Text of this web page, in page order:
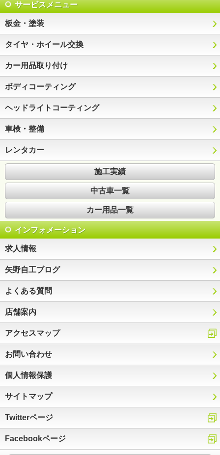
サービスメニュー
板金・塗装
タイヤ・ホイール交換
カー用品取り付け
ボディコーティング
ヘッドライトコーティング
車検・整備
レンタカー
施工実績
中古車一覧
カー用品一覧
インフォメーション
求人情報
矢野自工ブログ
よくある質問
店舗案内
アクセスマップ
お問い合わせ
個人情報保護
サイトマップ
Twitterページ
Facebookページ